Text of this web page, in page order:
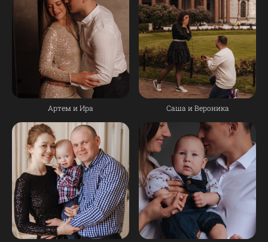
Артем и Ира Саша и Вероника